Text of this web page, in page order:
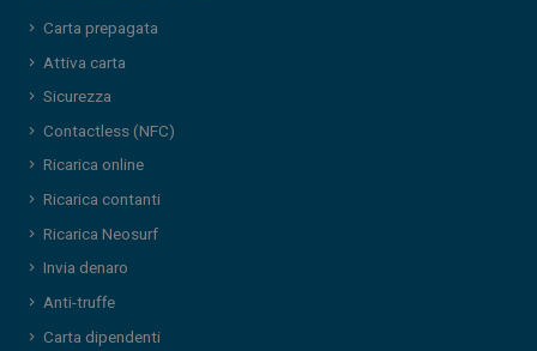
Carta prepagata
Attiva carta
Sicurezza
Contactless (NFC)
Ricarica online
Ricarica contanti
Ricarica Neosurf
Invia denaro
Anti-truffe
Carta dipendenti